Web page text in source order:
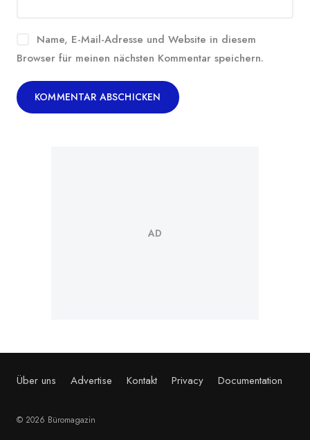
Name, E-Mail-Adresse und Website in diesem
Browser für meinen nächsten Kommentar speichern.
Über uns Advertise Kontakt Privacy Documentation
© 2026 Büromagazin